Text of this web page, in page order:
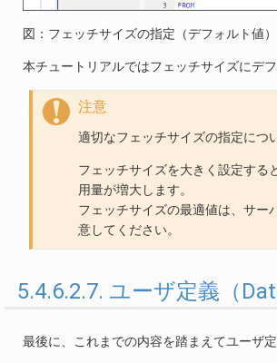
図：フェッチサイズの指定（デフォルト値）
本チュートリアルではフェッチサイズにデ
注意
適切なフェッチサイズの指定につ
フェッチサイズを大きく設定する
用量が増大します。
フェッチサイズの最適値は、サー
意してください。
5.4.6.2.7. ユーザ定義（
最後に、これまでの内容を踏まえてユーザ